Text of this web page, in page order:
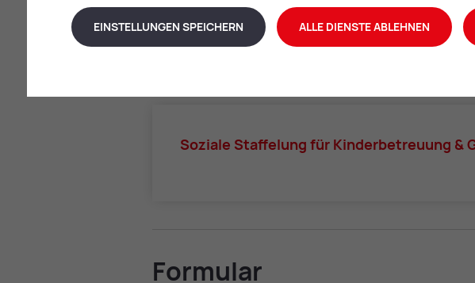
So­zia­le Staf­fe­lung der Kin­der­be­treu­ung:
Für die Kosten des Kindergartens gibt es Ermäßigungen,
So­zia­le Staf­fe­lung für Kin­der­be­treu­ung &
For­mu­lar
EINSTELLUNGEN SPEICHERN ALLE DIENSTE ABLEHNEN